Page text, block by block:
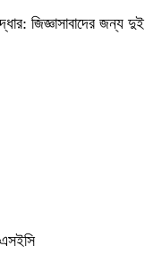
জিজ্ঞাসাবাদের জন্য দুই